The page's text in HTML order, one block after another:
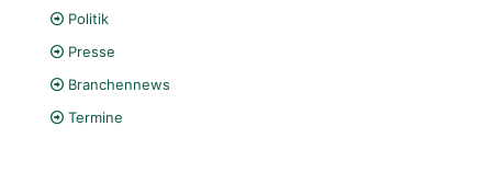
Politik
Presse
Branchennews
Termine